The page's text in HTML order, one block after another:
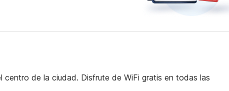
de la ciudad. Disfrute de WiFi gratis en todas las